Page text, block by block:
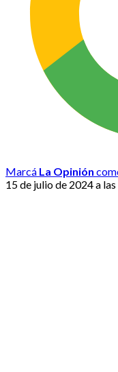
Marcá La Opinión
15 de julio de 2024 a